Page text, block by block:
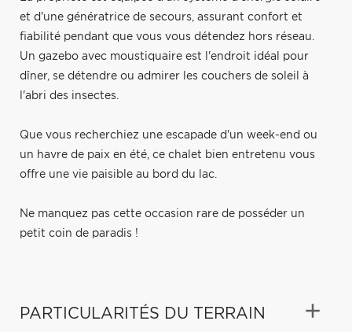
et d'une génératrice de secours, assurant confort et
fiabilité pendant que vous vous détendez hors réseau.
Un gazebo avec moustiquaire est l'endroit idéal pour
dîner, se détendre ou admirer les couchers de soleil à
l'abri des insectes.
Que vous recherchiez une escapade d'un week-end ou
un havre de paix en été, ce chalet bien entretenu vous
offre une vie paisible au bord du lac.
Ne manquez pas cette occasion rare de posséder un
petit coin de paradis !
PARTICULARITÉS DU TERRAIN